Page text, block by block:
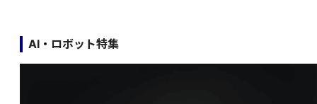
AI・ロボット特集